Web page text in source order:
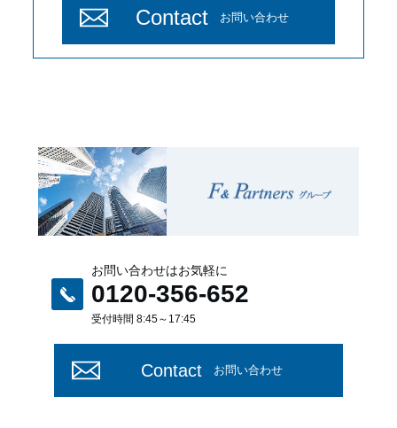
Contact お問い合わせ
お問い合わせはお気軽に
0120-356-652
受付時間 8:45～17:45
Contact お問い合わせ